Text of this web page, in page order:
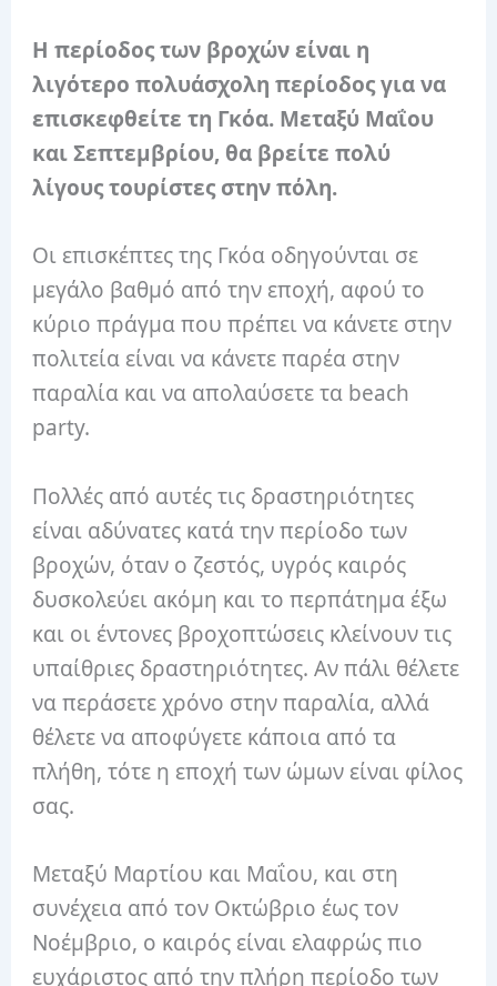
Η περίοδος των βροχών είναι η
λιγότερο πολυάσχολη περίοδος για να
επισκεφθείτε τη Γκόα. Μεταξύ Μαΐου
και Σεπτεμβρίου, θα βρείτε πολύ
λίγους τουρίστες στην πόλη.
Οι επισκέπτες της Γκόα οδηγούνται σε
μεγάλο βαθμό από την εποχή, αφού το
κύριο πράγμα που πρέπει να κάνετε στην
πολιτεία είναι να κάνετε παρέα στην
παραλία και να απολαύσετε τα beach
party.
Πολλές από αυτές τις δραστηριότητες
είναι αδύνατες κατά την περίοδο των
βροχών, όταν ο ζεστός, υγρός καιρός
δυσκολεύει ακόμη και το περπάτημα έξω
και οι έντονες βροχοπτώσεις κλείνουν τις
υπαίθριες δραστηριότητες. Αν πάλι θέλετε
να περάσετε χρόνο στην παραλία, αλλά
θέλετε να αποφύγετε κάποια από τα
πλήθη, τότε η εποχή των ώμων είναι φίλος
σας.
Μεταξύ Μαρτίου και Μαΐου, και στη
συνέχεια από τον Οκτώβριο έως τον
Νοέμβριο, ο καιρός είναι ελαφρώς πιο
ευχάριστος από την πλήρη περίοδο των